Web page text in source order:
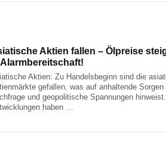
Aktien fallen – Ölpreise
Aktien: Zu Handelsbeginn sind die
gefallen, was auf anhaltende Sorgen
und geopolitische Spannungen
haben …